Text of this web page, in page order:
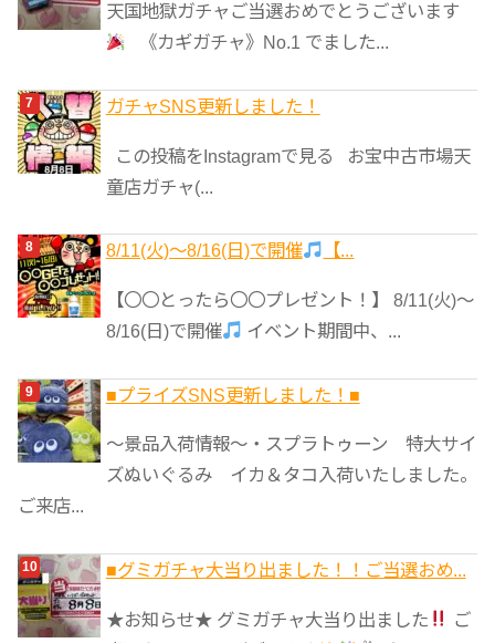
天国地獄ガチャご当選おめでとうございます
《カギガチャ》No.1 でました...
ガチャSNS更新しました！
この投稿をInstagramで見る お宝中古市場天
童店ガチャ(...
8/11(火)～8/16(日)で開催 【...
【〇〇とったら〇〇プレゼント！】 8/11(火)～
8/16(日)で開催
イベント期間中、...
■プライズSNS更新しました！■
～景品入荷情報～・スプラトゥーン 特大サイ
ズぬいぐるみ イカ＆タコ入荷いたしました。
ご来店...
■グミガチャ大当り出ました！！ご当選おめ...
★お知らせ★ グミガチャ大当り出ました
ご